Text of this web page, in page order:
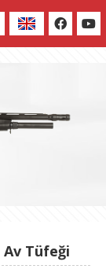
Tüfeği